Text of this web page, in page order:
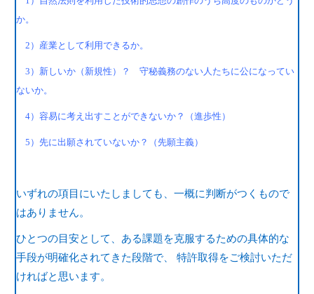
か。
2）産業として利用できるか。
3）新しいか（新規性）？ 守秘義務のない人たちに公になってい
ないか。
4）容易に考え出すことができないか？（進歩性）
5）先に出願されていないか？（先願主義）
いずれの項目にいたしましても、一概に判断がつくもので
はありません。
ひとつの目安として、ある課題を克服するための具体的な
手段が明確化されてきた段階で、 特許取得をご検討いただ
ければと思います。